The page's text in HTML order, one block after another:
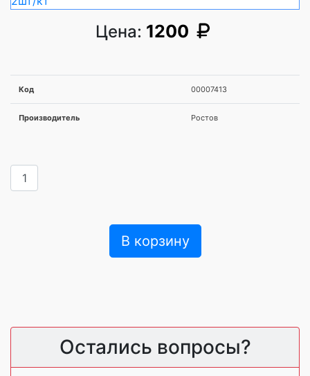
Цена: 1200
Код 00007413
Производитель Ростов
В корзину
Остались вопросы?